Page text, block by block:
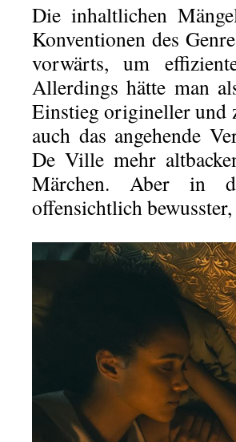
Die inhaltlichen
Konventionen des
vorwärts, um
Allerdings hätte man
Einstieg origineller und
auch das angehende
De Ville mehr
Märchen. Aber in
offensichtlich